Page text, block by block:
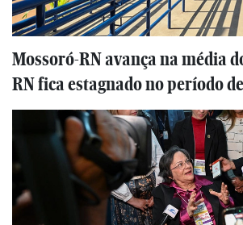
Mossoró-RN avança na média
RN fica estagnado no período